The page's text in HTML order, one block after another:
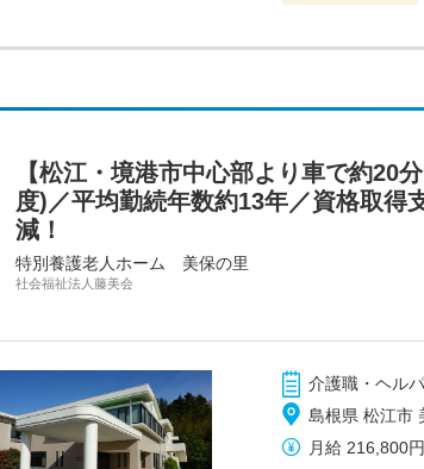
【松江・境港市中心部より車で約20
度)／平均勤続年数約13年／資格取得
減！
特別養護老人ホーム 美保の里
社会福祉法人藤美会
介護職・ヘル
島根県 松江市
月給 216,800円